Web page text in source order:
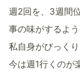
週2回を、3週間
事の味がするよう
私自身がびっく
今は週1行くのが